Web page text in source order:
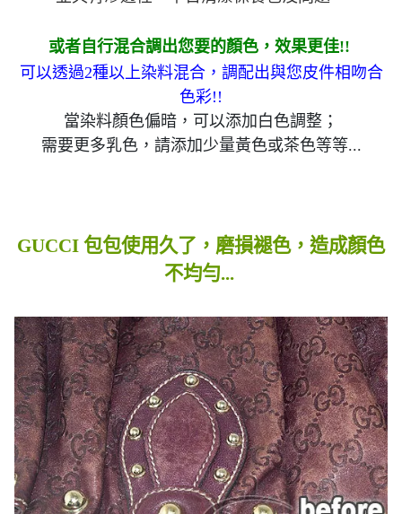
或者自行混合調出您要的顏色，效果更佳!!
可以透過2種以上染料混合，調配出與您皮件相吻合
色彩!!
當染料顏色偏暗，可以添加白色調整；
需要更多乳色，請添加少量黃色或茶色等等...
GUCCI 包包使用久了，磨損褪色，造成顏色
不均勻...